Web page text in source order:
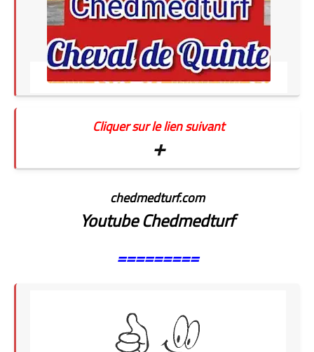
Cliquer sur le lien suivant
+
chedmedturf.com
Youtube Chedmedturf
=========